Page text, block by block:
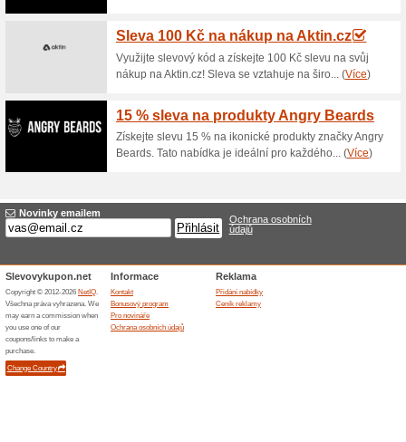
Dárkové poukazy
100% fungovalo Akce
nebo Vánoce za pár vteřin
dárkovou poukázku od
Věrnostní programy